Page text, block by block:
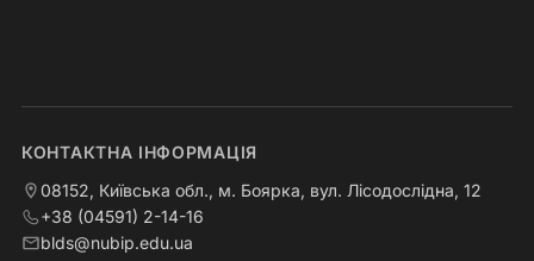
КОНТАКТНА ІНФОРМАЦІЯ
08152, Київська обл., м. Боярка, вул. Лісодослідна, 12
+38 (04591) 2-14-16
blds@nubip.edu.ua